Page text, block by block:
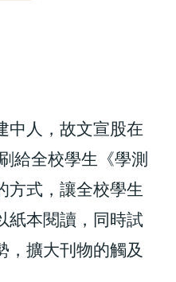
中人，故文宣股在
給全校學生《學測
方式，讓全校學生
紙本閱讀，同時試
，擴大刊物的觸及